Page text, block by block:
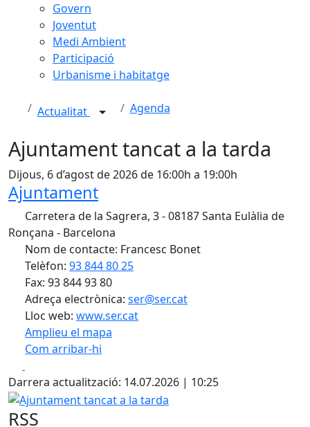
Govern
Joventut
Medi Ambient
Participació
Urbanisme i habitatge
Actualitat Agenda
Ajuntament tancat a la tarda
Dijous, 6 d’agost de 2026 de 16:00h a 19:00h
Ajuntament
Carretera de la Sagrera, 3 - 08187 Santa Eulàlia de
Ronçana - Barcelona
Nom de contacte: Francesc Bonet
Telèfon: 93 844 80 25
Fax: 93 844 93 80
Adreça electrònica: ser@ser.cat
Lloc web: www.ser.cat
Amplieu el mapa
Com arribar-hi
+
−
Darrera actualització: 14.07.2026 | 10:25
Ajuntament tancat a la tarda
RSS